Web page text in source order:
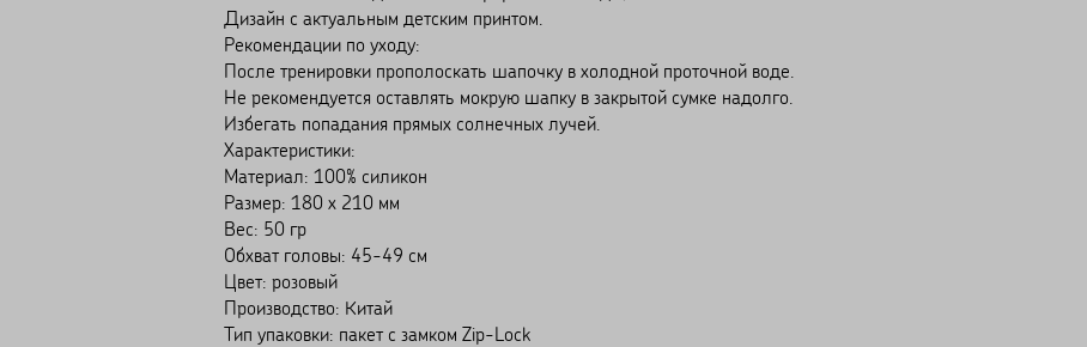
Дизайн с актуальным детским принтом.
Рекомендации по уходу:
После тренировки прополоскать шапочку в холодной проточной воде.
Не рекомендуется оставлять мокрую шапку в закрытой сумке надолго.
Избегать попадания прямых солнечных лучей.
Характеристики:
Материал: 100% силикон
Размер: 180 х 210 мм
Вес: 50 гр
Обхват головы: 45-49 см
Цвет: розовый
Производство: Китай
Тип упаковки: пакет с замком Zip-Lock